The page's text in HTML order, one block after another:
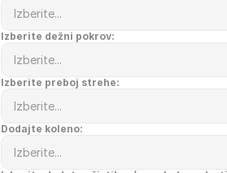
Izberite dežni pokrov:
Izberite preboj strehe:
Dodajte koleno: